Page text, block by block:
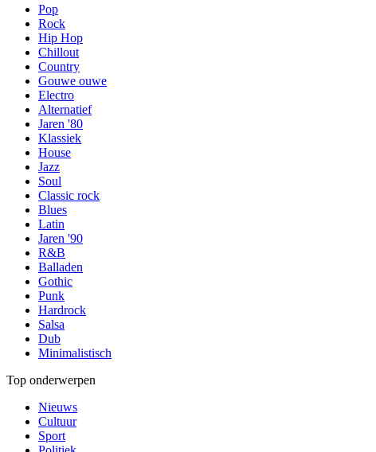
Pop
Rock
Hip Hop
Chillout
Country
Gouwe ouwe
Electro
Alternatief
Jaren '80
Klassiek
House
Jazz
Soul
Classic rock
Blues
Latin
Jaren '90
R&B
Balladen
Gothic
Punk
Hardrock
Salsa
Dub
Minimalistisch
Top onderwerpen
Nieuws
Cultuur
Sport